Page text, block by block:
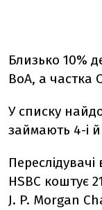
Близько 10%
BoA, а частка
У списку
займають 4-і й
HSBC коштує
J. P. Morgan